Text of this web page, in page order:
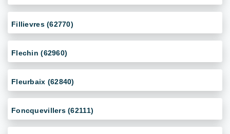
Fillievres (62770)
Flechin (62960)
Fleurbaix (62840)
Foncquevillers (62111)